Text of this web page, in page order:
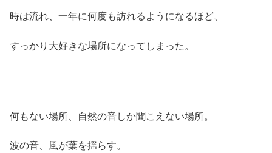
時は流れ、一年に何度も訪れるようになるほど、
すっかり大好きな場所になってしまった。
何もない場所、自然の音しか聞こえない場所。
波の音、風が葉を揺らす。